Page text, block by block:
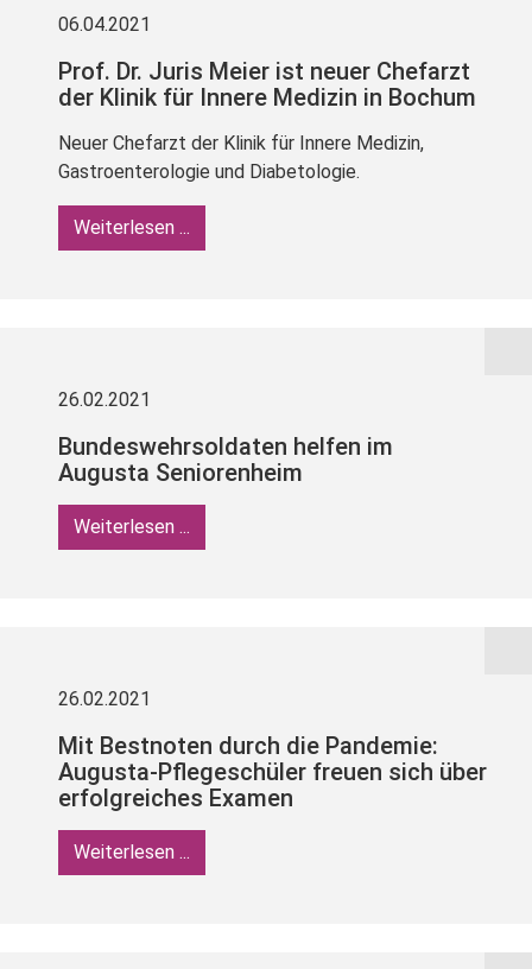
06.04.2021
Prof. Dr. Juris Meier ist neuer Chefarzt
der Klinik für Innere Medizin in Bochum
Neuer Chefarzt der Klinik für Innere Medizin,
Gastroenterologie und Diabetologie.
Weiterlesen ...
26.02.2021
Bundeswehrsoldaten helfen im
Augusta Seniorenheim
Weiterlesen ...
26.02.2021
Mit Bestnoten durch die Pandemie:
Augusta-Pflegeschüler freuen sich über
erfolgreiches Examen
Weiterlesen ...